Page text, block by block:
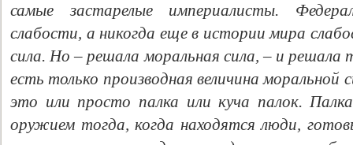
самые застарелые империалисты.
слабости, а никогда еще в истории мира
сила. Но – решала моральная сила, – и решала
есть только производная величина
это или просто палка или куча палок.
оружием тогда, когда находятся люди,